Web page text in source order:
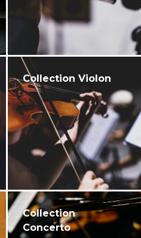
Collection Violon
Collection
Concerto